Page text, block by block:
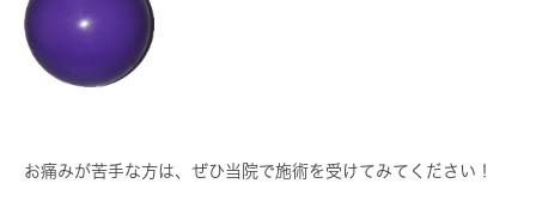
お痛みが苦手な方は、ぜひ当院で施術を受けてみてください！